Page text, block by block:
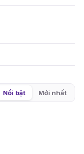
Nổi bật Mới nhất